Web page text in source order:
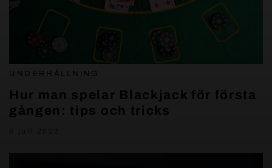
UNDERHÅLLNING
Hur man spelar Blackjack för första
gången: tips och tricks